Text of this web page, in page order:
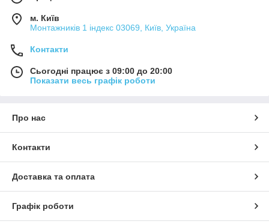
м. Київ
Монтажників 1 індекс 03069, Київ, Україна
Контакти
Сьогодні працює з 09:00 до 20:00
Показати весь графік роботи
Про нас
Контакти
Доставка та оплата
Графік роботи